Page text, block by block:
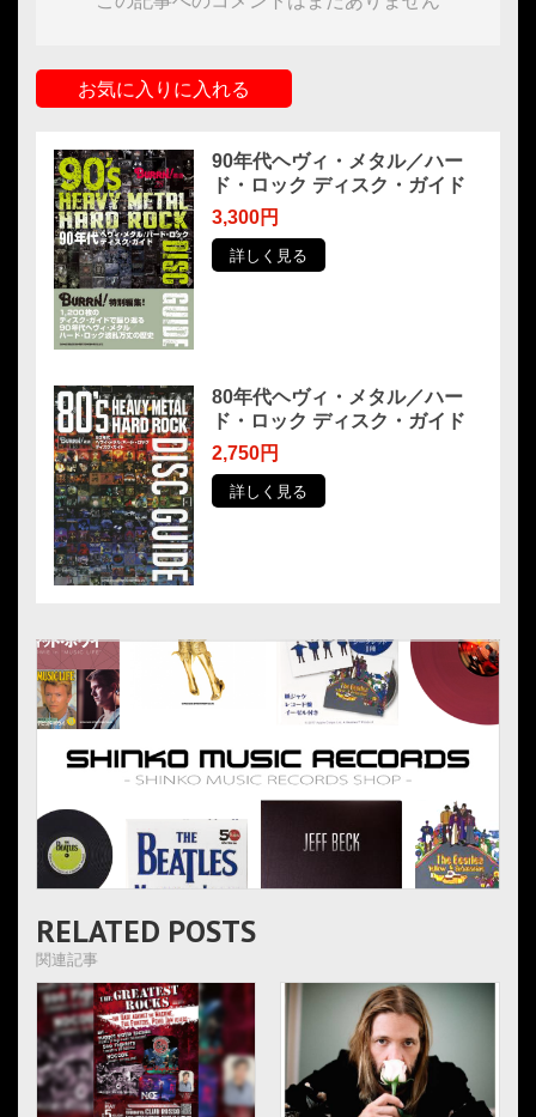
お気に入りに入れる
90年代ヘヴィ・メタル／ハー
ド・ロック ディスク・ガイド
3,300円
詳しく見る
80年代ヘヴィ・メタル／ハー
ド・ロック ディスク・ガイド
2,750円
詳しく見る
RELATED POSTS
関連記事